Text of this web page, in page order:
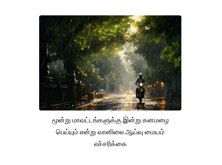
மூன்று மாவட்டங்களுக்கு இன்று கனமழை
பெய்யும் என்று வானிலை ஆய்வு மையம்
எச்சரிக்கை